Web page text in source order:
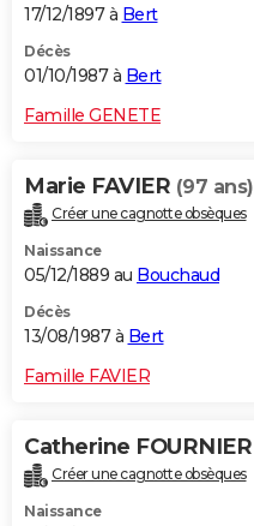
17/12/1897 à Bert
Décès
01/10/1987 à Bert
Famille GENETE
Marie FAVIER (97 ans)
Créer une cagnotte obsèques
Naissance
05/12/1889 au Bouchaud
Décès
13/08/1987 à Bert
Famille FAVIER
Catherine FOURNIER
Créer une cagnotte obsèques
Naissance